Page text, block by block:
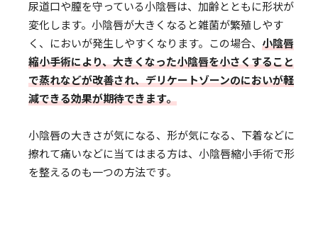
尿道口や膣を守っている小陰唇は、加齢とともに形状が
変化します。小陰唇が大きくなると雑菌が繁殖しやす
く、においが発生しやすくなります。この場合、 小陰唇
縮小手術により、大きくなった小陰唇を小さくすること
で蒸れなどが改善され、デリケートゾーンのにおいが軽
減できる効果が期待できます。
小陰唇の大きさが気になる、形が気になる、下着などに
擦れて痛いなどに当てはまる方は、小陰唇縮小手術で形
を整えるのも一つの方法です。